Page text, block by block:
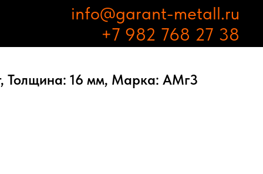
info@garant-metall.ru
+7 982 768 27 38
Толщина: 16 мм, Марка: АМг3